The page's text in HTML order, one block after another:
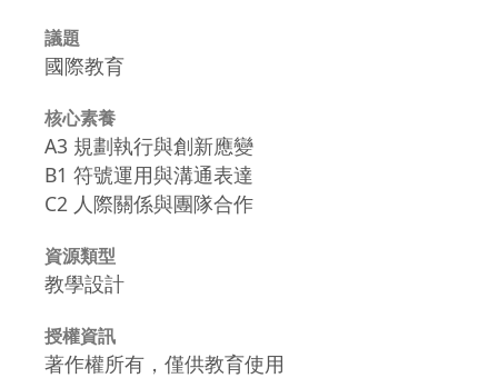
議題
國際教育
核心素養
A3 規劃執行與創新應變
B1 符號運用與溝通表達
C2 人際關係與團隊合作
資源類型
教學設計
授權資訊
著作權所有，僅供教育使用